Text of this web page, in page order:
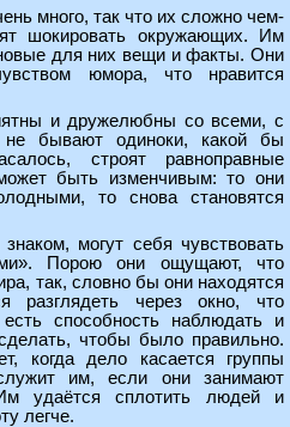
много, так что их сложно чем-
шокировать окружающих. Им
для них вещи и факты. Они
юмора, что нравится
и дружелюбны со всеми, с
не бывают одиноки, какой бы
строят равноправные
быть изменчивым: то они
то снова становятся
могут себя чувствовать
Порою они ощущают, что
так, словно бы они находятся
разглядеть через окно, что
способность наблюдать и
чтобы было правильно.
когда дело касается группы
им, если они занимают
удаётся сплотить людей и
легче.